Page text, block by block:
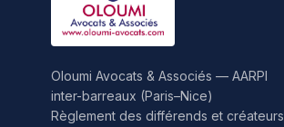
Oloumi Avocats & Associés — AARPI
inter-barreaux (Paris–Nice)
Règlement des différends et créateurs